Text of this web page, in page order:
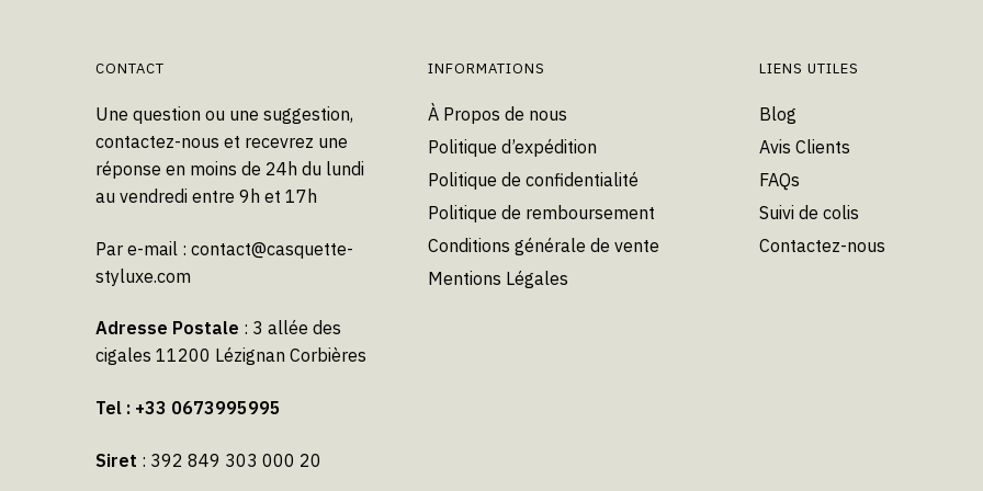
la
page
du
produit
page
du
CONTACT
Une question ou une suggestion,
contactez-nous et recevrez une
réponse en moins de 24h du lundi
au vendredi entre 9h et 17h
Par e-mail : contact@casquette-
styluxe.com
Adresse Postale : 3 allée des
cigales 11200 Lézignan Corbières
Tel : +33 0673995995
Siret : 392 849 303 000 20
INFORMATIONS
À Propos de nous
Politique d’expédition
Politique de confidentialité
Politique de remboursement
Conditions générale de vente
Mentions Légales
LIENS UTILES
Blog
Avis Clients
FAQs
Suivi de colis
Contactez-nous